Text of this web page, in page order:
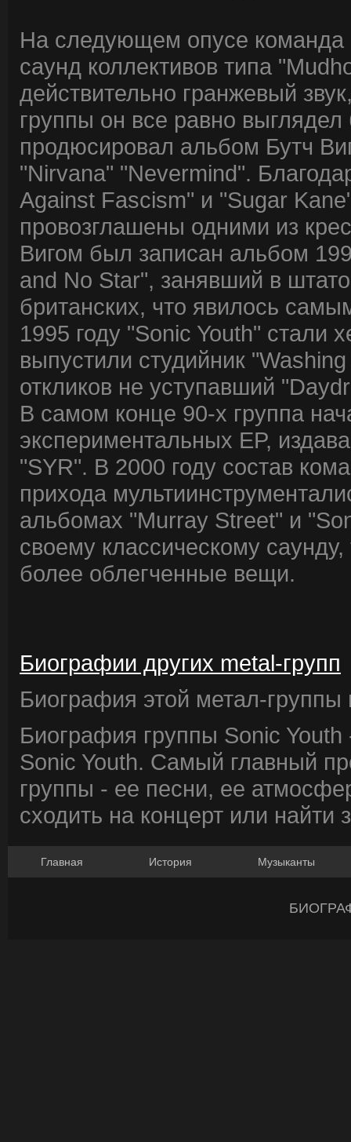
На следующем опусе команда
саунд коллективов типа
действительно гранжевый
группы он все равно
продюсировал альбом Бутч
"Nirvana" "Nevermind".
Against Fascism" и "Sugar
провозглашены одними из
Вигом был записан альбом
and No Star", занявший в
британских, что явилось
1995 году "Sonic Youth" стали
выпустили студийник
откликов не уступавший
В самом конце 90-х группа
экспериментальных EP,
"SYR". В 2000 году состав
прихода
альбомах "Murray Street" и
своему классическому
более облегченные вещи.
Биографии других metal-групп
Биография этой метал-группы
Биография группы Sonic
Sonic Youth. Самый главный
группы - ее песни, ее
сходить на концерт или найти
Главная История Музыканты